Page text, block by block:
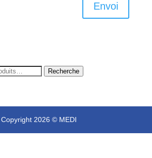
Envoi
Recherche
Copyright 2026 © MEDI